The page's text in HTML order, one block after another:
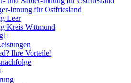
Innung für Ostfriesland
Leer
Kreis Wittmund
Ihre Vorteile!